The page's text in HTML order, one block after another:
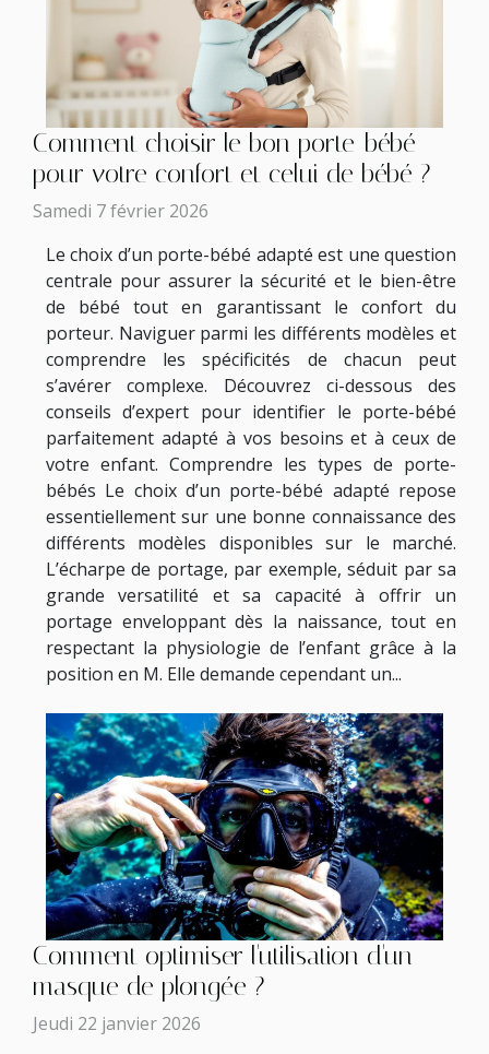
Comment choisir le bon porte-bébé
pour votre confort et celui de bébé ?
Samedi 7 février 2026
Le choix d’un porte-bébé adapté est une question
centrale pour assurer la sécurité et le bien-être
de bébé tout en garantissant le confort du
porteur. Naviguer parmi les différents modèles et
comprendre les spécificités de chacun peut
s’avérer complexe. Découvrez ci-dessous des
conseils d’expert pour identifier le porte-bébé
parfaitement adapté à vos besoins et à ceux de
votre enfant. Comprendre les types de porte-
bébés Le choix d’un porte-bébé adapté repose
essentiellement sur une bonne connaissance des
différents modèles disponibles sur le marché.
L’écharpe de portage, par exemple, séduit par sa
grande versatilité et sa capacité à offrir un
portage enveloppant dès la naissance, tout en
respectant la physiologie de l’enfant grâce à la
position en M. Elle demande cependant un...
Comment optimiser l'utilisation d'un
masque de plongée ?
Jeudi 22 janvier 2026